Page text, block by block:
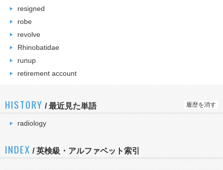
resigned
robe
revolve
Rhinobatidae
runup
retirement account
HISTORY /最近見た単語 履歴を消す
radiology
INDEX / 英検級・アルファベット索引